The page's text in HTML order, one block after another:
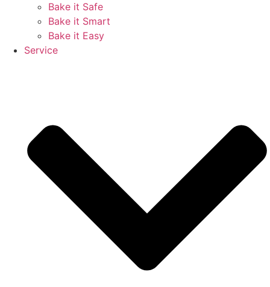
Bake it Safe
Bake it Smart
Bake it Easy
Service